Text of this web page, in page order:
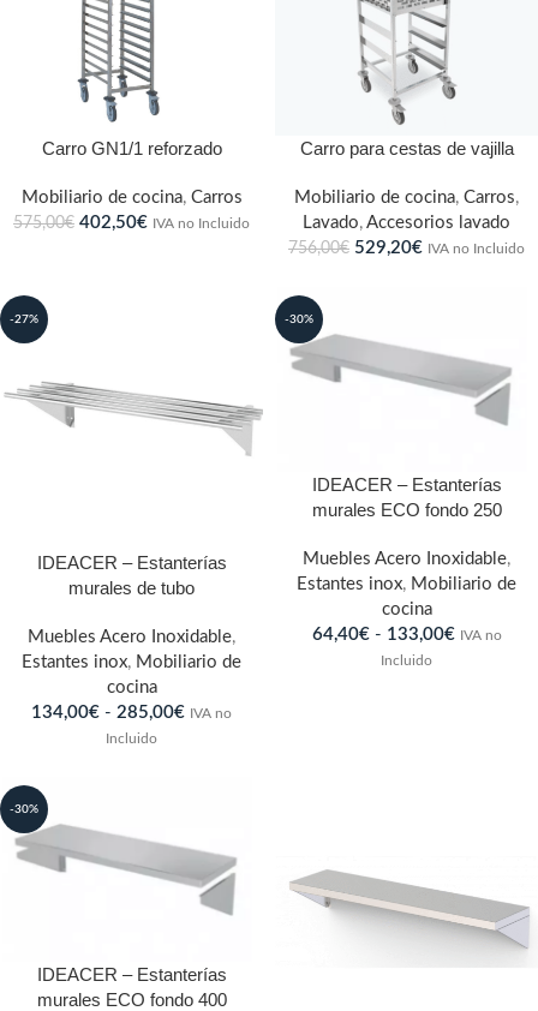
Carro GN1/1 reforzado
Mobiliario de cocina, Carros
575,00€ 402,50€ IVA no Incluido
Carro para cestas de vajilla
Mobiliario de cocina, Carros,
Lavado, Accesorios lavado
756,00€ 529,20€ IVA no Incluido
-27%
IDEACER – Estanterías
murales de tubo
Muebles Acero Inoxidable,
Estantes inox, Mobiliario de
cocina
134,00€ - 285,00€ IVA no
Incluido
-30%
IDEACER – Estanterías
murales ECO fondo 250
Muebles Acero Inoxidable,
Estantes inox, Mobiliario de
cocina
64,40€ - 133,00€ IVA no
Incluido
-30%
IDEACER – Estanterías
murales ECO fondo 400